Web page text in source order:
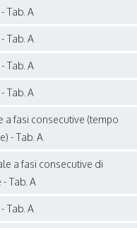
Tab. A
Tab. A
Tab. A
Tab. A
a fasi consecutive (tempo
- Tab. A
a fasi consecutive di
Tab. A
Tab. A